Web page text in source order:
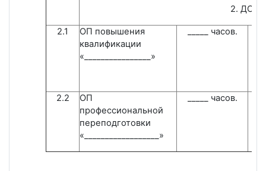
2.
2.1
ОП повышения
квалификации
«________________»
_____ часов.
2.2
ОП
профессиональной
переподготовки
«__________________»
_____ часов.